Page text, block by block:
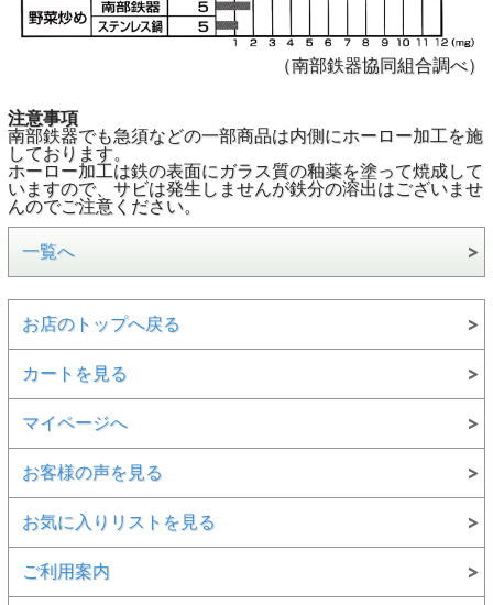
（南部鉄器協同組合調べ）
注意事項
南部鉄器でも急須などの一部商品は内側にホーロー加工を施
しております。
ホーロー加工は鉄の表面にガラス質の釉薬を塗って焼成して
いますので、サビは発生しませんが鉄分の溶出はございませ
んのでご注意ください。
一覧へ
お店のトップへ戻る
カートを見る
マイページへ
お客様の声を見る
お気に入りリストを見る
ご利用案内